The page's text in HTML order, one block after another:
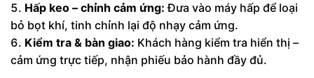
Hấp keo – chỉnh cảm ứng: Đưa vào máy hấp để loại
bỏ bọt khí, tinh chỉnh lại độ nhạy cảm ứng.
Kiểm tra & bàn giao: Khách hàng kiểm tra hiển thị –
cảm ứng trực tiếp, nhận phiếu bảo hành đầy đủ.